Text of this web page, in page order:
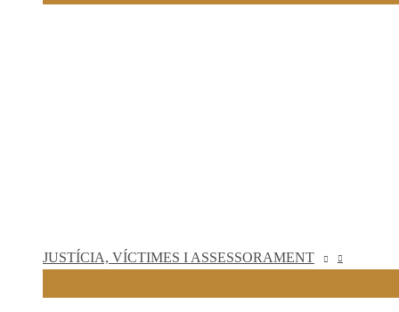
JUSTÍCIA, VÍCTIMES I ASSESSORAMENT